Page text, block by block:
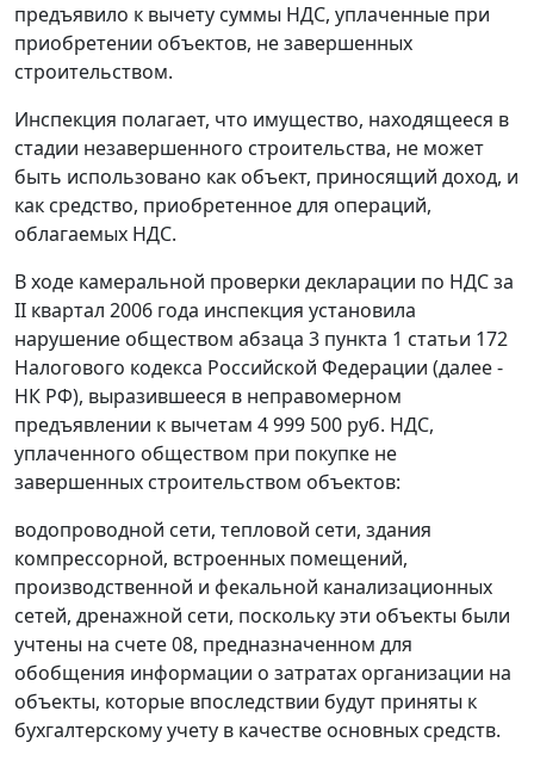
предъявило к вычету суммы НДС, уплаченные при
приобретении объектов, не завершенных
строительством.
Инспекция полагает, что имущество, находящееся в
стадии незавершенного строительства, не может
быть использовано как объект, приносящий доход, и
как средство, приобретенное для операций,
облагаемых НДС.
В ходе камеральной проверки декларации по НДС за
II квартал 2006 года инспекция установила
нарушение обществом абзаца 3 пункта 1 статьи 172
Налогового кодекса Российской Федерации (далее -
НК РФ), выразившееся в неправомерном
предъявлении к вычетам 4 999 500 руб. НДС,
уплаченного обществом при покупке не
завершенных строительством объектов:
водопроводной сети, тепловой сети, здания
компрессорной, встроенных помещений,
производственной и фекальной канализационных
сетей, дренажной сети, поскольку эти объекты были
учтены на счете 08, предназначенном для
обобщения информации о затратах организации на
объекты, которые впоследствии будут приняты к
бухгалтерскому учету в качестве основных средств.